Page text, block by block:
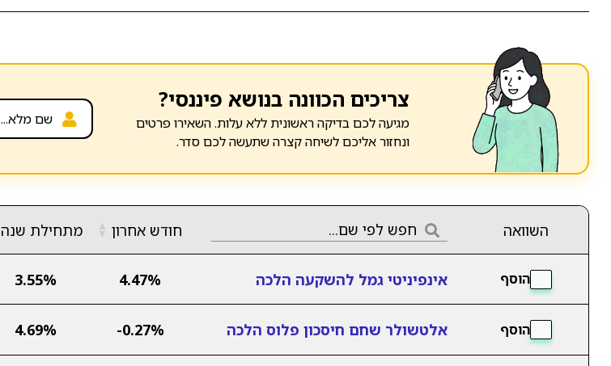
צריכים הכוונה בנושא פיננסי?
מגיעה לכם בדיקה ראשונית ללא עלות. השאירו פרטים
ונחזור אליכם לשיחה קצרה שתעשה לכם סדר.
השוואה חודש אחרון ▲
▼ מתחילת שנה
הוסף אינפיניטי גמל להשקעה הלכה 4.47%
3.55%
הוסף אלטשולר שחם חיסכון פלוס הלכה -0.27%
4.69%